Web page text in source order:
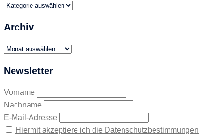
Themen
Archiv
Archiv
Newsletter
Vorname
Nachname
E-Mail-Adresse
Hiermit akzeptiere ich die Datenschutzbestimmungen